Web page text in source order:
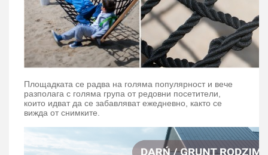
Площадкатa се радва на голяма популярност и вече
разполага с голяма група от редовни посетители,
които идват да се забавляват ежедневно, както се
вижда от снимките.